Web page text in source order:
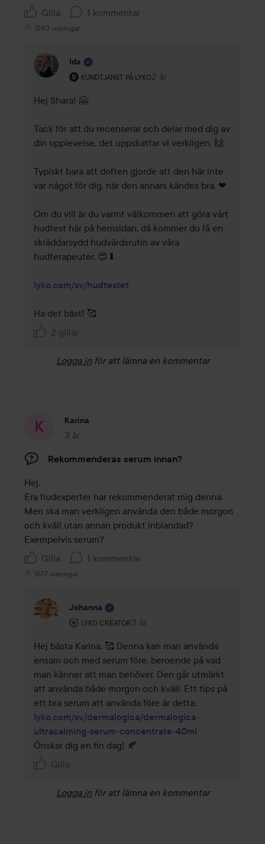
Gilla
1 kommentar
1290 visningar
Ida
KUNDTJÄNST PÅ LYKO
Användarens roll: Kundtjänst på Lyko.
2 år
Kommentaren lades 2 år
Hej Shara! 🤗
Tack för att du recenserar och delar med dig av
din upplevelse, det uppskattar vi verkligen. 🙌
Typiskt bara att doften gjorde att den här inte
var något för dig, när den annars kändes bra. ❤
Om du vill är du varmt välkommen att göra vårt
hudtest här på hemsidan, då kommer du få en
skräddarsydd hudvårdsrutin av våra
hudterapeuter. 😍⬇
lyko.com/sv/hudtestet
Ha det bäst! 🥰
2 gillar
Logga in för att lämna en kommentar
Karina
3 år
Inlägget skapades 3 år
Rekommenderas serum innan?
Hej.
Era hudexperter har rekommenderat mig denna.
Men ska man verkligen använda den både morgon
och kväll utan annan produkt inblandad?
Exempelvis serum?
Gilla
1 kommentar
1677 visningar
Johanna
LYKO CREATOR
Användarens roll: Lyko Creator.
3 år
Kommentaren lades 3 år
Hej bästa Karina, 🥰 Denna kan man använda
ensam och med serum före, beroende på vad
man känner att man behöver. Den går utmärkt
att använda både morgon och kväll. Ett tips på
lyko.com/sv/dermalogica/dermalogica-
ultracalming-serum-concentrate-40ml
Gilla
Logga in för att lämna en kommentar